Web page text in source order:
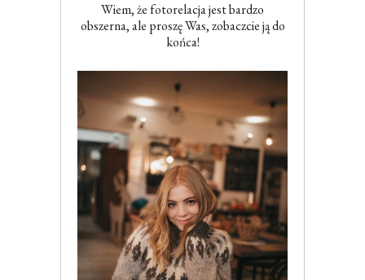
Wiem, że fotorelacja jest bardzo
obszerna, ale proszę Was, zobaczcie ją do
końca!